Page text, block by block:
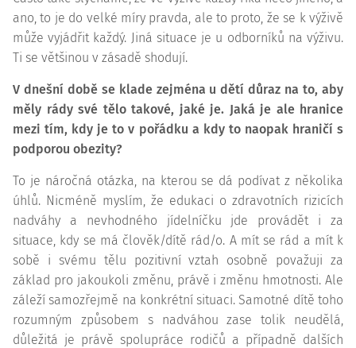
ano, to je do velké míry pravda, ale to proto, že se k výživě
může vyjádřit každý. Jiná situace je u odborníků na výživu.
Ti se většinou v zásadě shodují.
V dnešní době se klade zejména u dětí důraz na to, aby
měly rády své tělo takové, jaké je. Jaká je ale hranice
mezi tím, kdy je to v pořádku a kdy to naopak hraničí s
podporou obezity?
To je náročná otázka, na kterou se dá podívat z několika
úhlů. Nicméně myslím, že edukaci o zdravotních rizicích
nadváhy a nevhodného jídelníčku jde provádět i za
situace, kdy se má člověk/dítě rád/o. A mít se rád a mít k
sobě i svému tělu pozitivní vztah osobně považuji za
základ pro jakoukoli změnu, právě i změnu hmotnosti. Ale
záleží samozřejmě na konkrétní situaci. Samotné dítě toho
rozumným způsobem s nadváhou zase tolik neudělá,
důležitá je právě spolupráce rodičů a případně dalších